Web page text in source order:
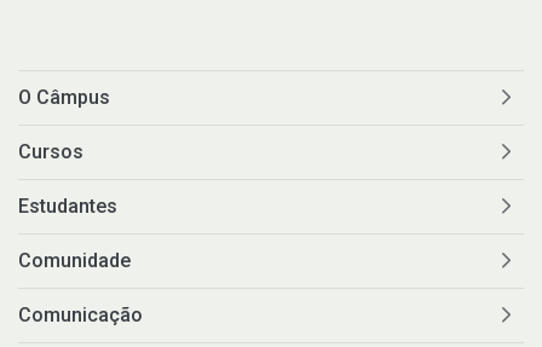
O Câmpus
Cursos
Estudantes
Comunidade
Comunicação